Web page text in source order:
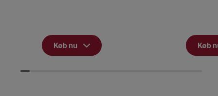
Køb nu Køb